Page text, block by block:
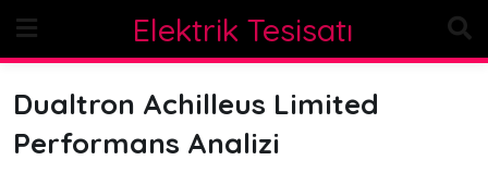
content
Elektrik Tesisatı
Dualtron Achilleus Limited
Performans Analizi